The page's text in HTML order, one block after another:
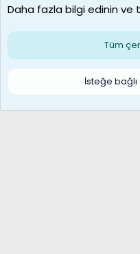
Çerezler
Daha fazla bilgi edinin ve
Tüm
İsteğe